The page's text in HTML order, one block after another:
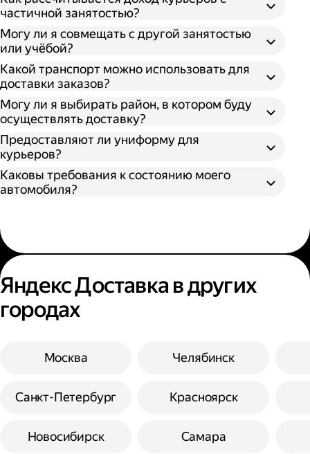
частичной занятостью?
Могу ли я совмещать с другой занятостью
или учёбой?
Какой транспорт можно использовать для
доставки заказов?
Могу ли я выбирать район, в котором буду
осуществлять доставку?
Предоставляют ли униформу для
курьеров?
Каковы требования к состоянию моего
автомобиля?
Яндекс Доставка в других
городах
Москва
Санкт-Петербург
Новосибирск
Челябинск
Красноярск
Самара